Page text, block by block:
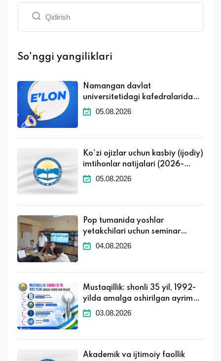
So'nggi yangiliklari
Namangan davlat
universitetidagi kafedralaridagi
boʻsh ish oʻrinlari toʻgʻrisida
05.08.2026
Ko'zi ojizlar uchun kasbiy (ijodiy)
imtihonlar natijalari (2026-
2027 o'quv yili)
05.08.2026
Pop tumanida yoshlar
yetakchilari uchun seminar
tashkil etildi
04.08.2026
Mustaqillik: shonli 35 yil, 1992-
yilda amalga oshirilgan ayrim
muhim ishlar.
03.08.2026
Akademik va ijtimoiy faollik